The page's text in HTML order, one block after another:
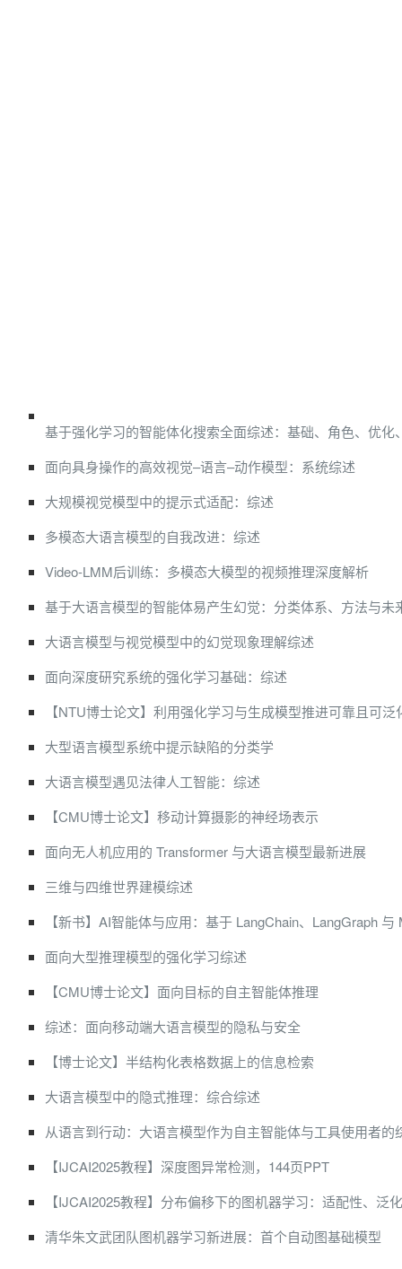
基于强化学习的智能体化搜索全面综述：基础、角色、优化
面向具身操作的高效视觉–语言–动作模型：系统综述
大规模视觉模型中的提示式适配：综述
多模态大语言模型的自我改进：综述
Video-LMM后训练：多模态大模型的视频推理深度解析
基于大语言模型的智能体易产生幻觉：分类体系、方法与未
大语言模型与视觉模型中的幻觉现象理解综述
面向深度研究系统的强化学习基础：综述
【NTU博士论文】利用强化学习与生成模型推进可靠且可泛
大型语言模型系统中提示缺陷的分类学
大语言模型遇见法律人工智能：综述
【CMU博士论文】移动计算摄影的神经场表示
面向无人机应用的 Transformer 与大语言模型最新进展
三维与四维世界建模综述
【新书】AI智能体与应用：基于 LangChain、LangGraph 与
面向大型推理模型的强化学习综述
【CMU博士论文】面向目标的自主智能体推理
综述：面向移动端大语言模型的隐私与安全
【博士论文】半结构化表格数据上的信息检索
大语言模型中的隐式推理：综合综述
从语言到行动：大语言模型作为自主智能体与工具使用者的
【IJCAI2025教程】深度图异常检测，144页PPT
【IJCAI2025教程】分布偏移下的图机器学习：适配性、泛
清华朱文武团队图机器学习新进展：首个自动图基础模型